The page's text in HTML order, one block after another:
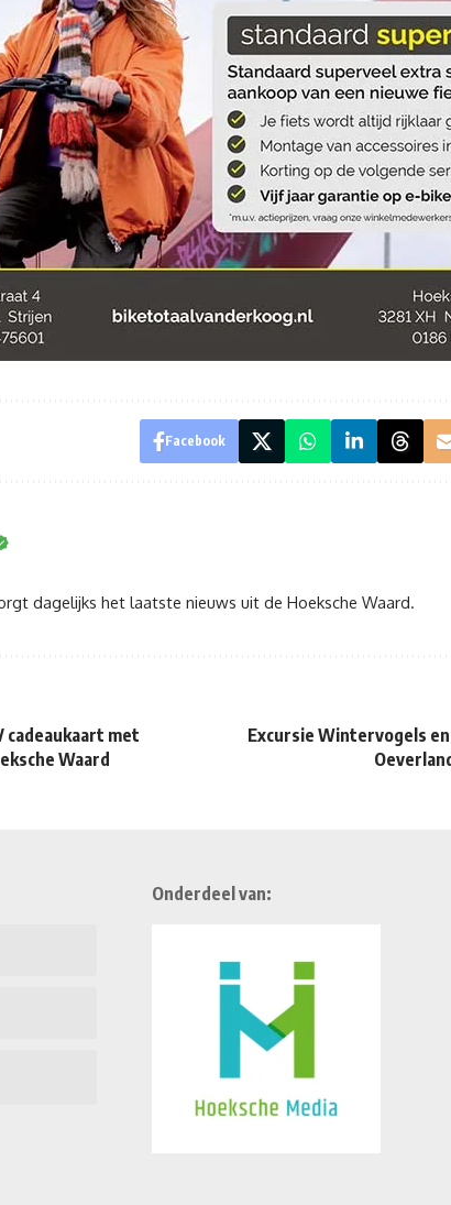
Facebook
dagelijks het laatste nieuws uit de Hoeksche Waard.
cadeaukaart met
Waard
Excursie Wintervogels
Onderdeel van: